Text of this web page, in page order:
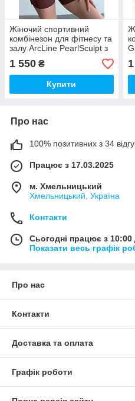
Жіночий спортивний
комбінезон для фітнесу та
залу ArcLine PearlSculpt з
ефектом утяжки, колір
Шоколадний (Choco Burn)
1 550 ₴
Купити
Про нас
100% позитивних з 34
Працює з 17.03.2025
м. Хмельницький
Хмельницький, Україна
Контакти
Сьогодні працює з 10:00
Показати весь графік
Про нас
Контакти
Доставка та оплата
Графік роботи